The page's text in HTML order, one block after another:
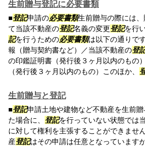
生前贈与登記に必要書類
■登記申請の必要書類生前贈与の際には、
て当該不動産の登記名義の変更登記を行
記を行うための必要書類は以下の通りです
報（贈与契約書など）／当該不動産の登
の印鑑証明書（発行後３ヶ月以内のもの
（発行後３ヶ月以内のもの）このほか、
生前贈与と登記
■登記申請土地や建物など不動産を生前
た場合に、 登記を行っていない状態では
に対して権利を主張することができませ
産登記はその申請は任意となっています